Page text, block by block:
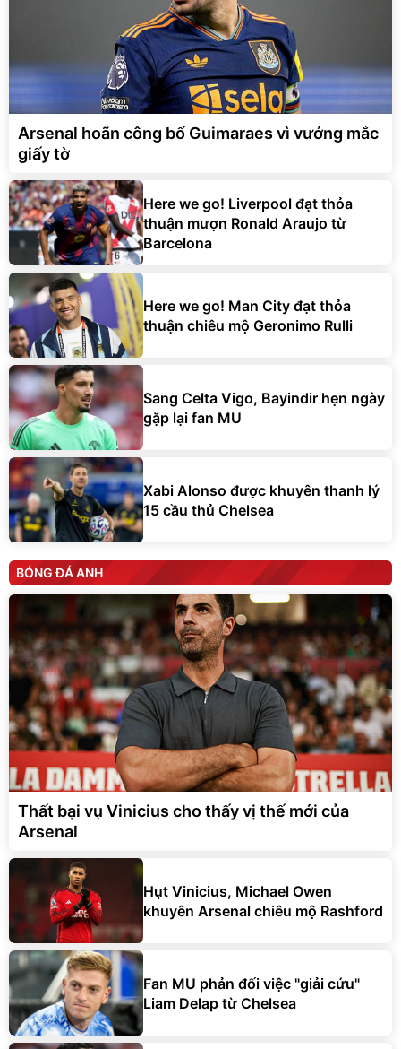
Arsenal hoãn công bố Guimaraes vì vướng mắc
giấy tờ
Here we go! Liverpool đạt thỏa
thuận mượn Ronald Araujo từ
Barcelona
Here we go! Man City đạt thỏa
thuận chiêu mộ Geronimo Rulli
Sang Celta Vigo, Bayindir hẹn ngày
gặp lại fan MU
Xabi Alonso được khuyên thanh lý
15 cầu thủ Chelsea
BÓNG ĐÁ ANH
Thất bại vụ Vinicius cho thấy vị thế mới của
Arsenal
Hụt Vinicius, Michael Owen
khuyên Arsenal chiêu mộ Rashford
Fan MU phản đối việc "giải cứu"
Liam Delap từ Chelsea